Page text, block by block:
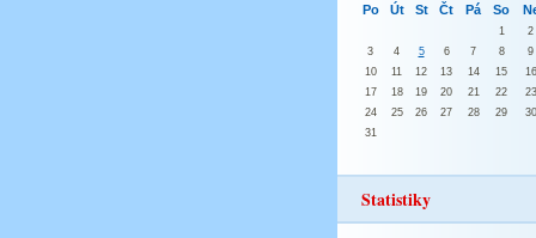
Po Út St Čt Pá So
1
2
3
4 5 6 7 8
9
10
11 12 13 14 15
16
17
18 19 20 21 22
23
24
25 26 27 28 29
30
31
Statistiky